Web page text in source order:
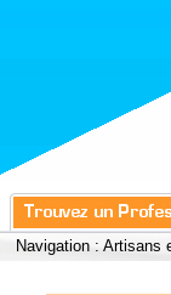
Navigation : Artisans